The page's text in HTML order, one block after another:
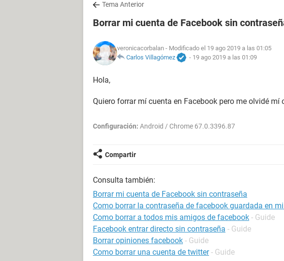
Tema Anterior
Borrar mi cuenta de Facebook sin
veronicacorbalan - Modificado el 19 ago 2019 a las 01:05
Carlos Villagómez
- 19 ago 2019 a las 01:09
Hola,
Quiero forrar mí cuenta en Facebook pero me olvidé mí
Configuración: Android / Chrome 67.0.3396.87
Compartir
Consulta también:
Borrar mi cuenta de Facebook sin contraseña
Como borrar la contraseña de facebook guardada en
Como borrar a todos mis amigos de facebook - Guide
Facebook entrar directo sin contraseña - Guide
Borrar opiniones facebook - Guide
Como borrar una cuenta de twitter - Guide